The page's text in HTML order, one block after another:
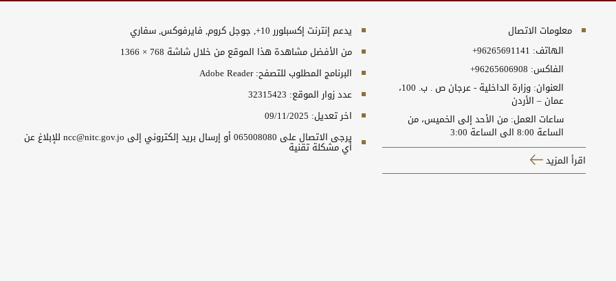
معلومات الاتصال
الهاتف: +96265691141
الفاكس: +96265606908
العنوان: وزارة الداخلية - عرجان ص . ب. 100،
عمان – الأردن
ساعات العمل: من الأحد إلى الخميس، من
الساعة 8:00 الى الساعة 3:00
اقرأ المزيد
يدعم إنترنت إكسبلورر 10+, جوجل كروم, فايرفوكس, سفاري
من الأفضل مشاهدة هذا الموقع من خلال شاشة 768 × 1366
البرنامج المطلوب للتصفح: Adobe Reader
عدد زوار الموقع: 32315423
اخر تعديل: 09/11/2025
يرجى الاتصال على 065008080 أو إرسال بريد إلكتروني إلى ncc@nitc.gov.jo للإبلاغ عن
أي مشكلة تقنية